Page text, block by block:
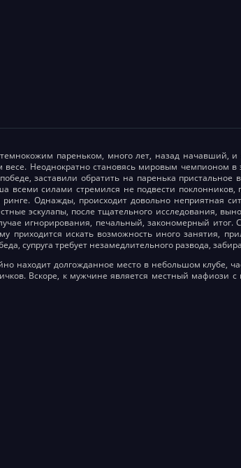
пареньком, много лет, назад начавший,
Неоднократно становясь мировым чемпионом в
заставили обратить на паренька
силами стремился не подвести поклонников,
Однажды, происходит довольно неприятная
эскулапы, после тщательного исследования,
игнорирования, печальный, закономерный итог.
приходится искать возможность иного занятия,
супруга требует незамедлительного развода,
находит долгожданное место в небольшом клубе,
Вскоре, к мужчине является местный мафиози с